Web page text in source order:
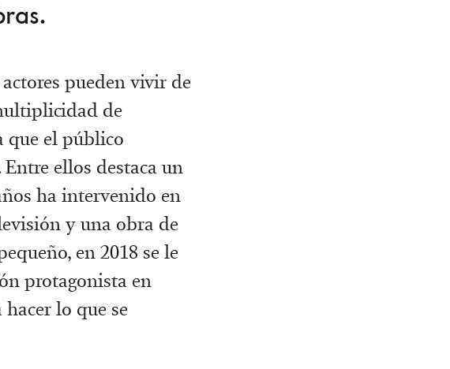
pueden vivir de
de
que el público
ellos destaca un
ha intervenido en
y una obra de
en 2018 se le
protagonista en
lo que se